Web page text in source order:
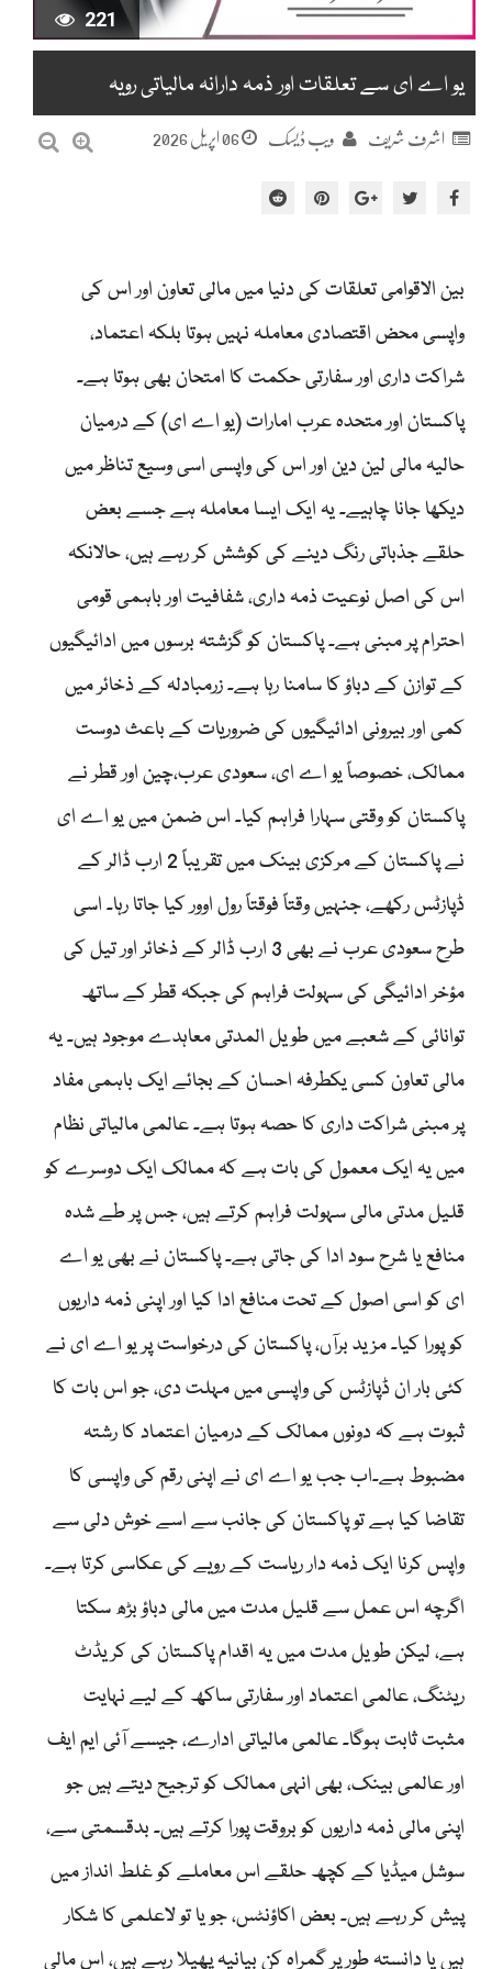
221
یو اے ای سے تعلقات اور ذمہ دارانہ مالیاتی رویہ
اشرف شریف ویب ڈیسک
بین الاقوامی تعلقات کی دنیا میں مالی تعاون اور اس کی
واپسی محض اقتصادی معاملہ نہیں ہوتا بلکہ اعتماد،
شراکت داری اور سفارتی حکمت کا امتحان بھی ہوتا ہے۔
پاکستان اور متحدہ عرب امارات (یو اے ای) کے درمیان
حالیہ مالی لین دین اور اس کی واپسی اسی وسیع تناظر میں
دیکھا جانا چاہیے۔ یہ ایک ایسا معاملہ ہے جسے بعض
حلقے جذباتی رنگ دینے کی کوشش کر رہے ہیں، حالانکہ
اس کی اصل نوعیت ذمہ داری، شفافیت اور باہمی قومی
احترام پر مبنی ہے۔ پاکستان کو گزشتہ برسوں میں ادائیگیوں
کے توازن کے دباؤ کا سامنا رہا ہے۔ زرمبادلہ کے ذخائر میں
کمی اور بیرونی ادائیگیوں کی ضروریات کے باعث دوست
ممالک، خصوصاً یو اے ای، سعودی عرب،چین اور قطر نے
پاکستان کو وقتی سہارا فراہم کیا۔ اس ضمن میں یو اے ای
نے پاکستان کے مرکزی بینک میں تقریباً 2 ارب ڈالر کے
ڈپازٹس رکھے، جنہیں وقتاً فوقتاً رول اوور کیا جاتا رہا۔ اسی
طرح سعودی عرب نے بھی 3 ارب ڈالر کے ذخائر اور تیل کی
مؤخر ادائیگی کی سہولت فراہم کی جبکہ قطر کے ساتھ
توانائی کے شعبے میں طویل المدتی معاہدے موجود ہیں۔ یہ
مالی تعاون کسی یکطرفہ احسان کے بجائے ایک باہمی مفاد
پر مبنی شراکت داری کا حصہ ہوتا ہے۔ عالمی مالیاتی نظام
میں یہ ایک معمول کی بات ہے کہ ممالک ایک دوسرے کو
قلیل مدتی مالی سہولت فراہم کرتے ہیں، جس پر طے شدہ
منافع یا شرح سود ادا کی جاتی ہے۔ پاکستان نے بھی یو اے
ای کو اسی اصول کے تحت منافع ادا کیا اور اپنی ذمہ داریوں
کو پورا کیا۔ مزید برآں، پاکستان کی درخواست پر یو اے ای نے
کئی بار ان ڈپازٹس کی واپسی میں مہلت دی، جو اس بات کا
ثبوت ہے کہ دونوں ممالک کے درمیان اعتماد کا رشتہ
مضبوط ہے۔اب جب یو اے ای نے اپنی رقم کی واپسی کا
تقاضا کیا ہے تو پاکستان کی جانب سے اسے خوش دلی سے
واپس کرنا ایک ذمہ دار ریاست کے رویے کی عکاسی کرتا ہے۔
اگرچہ اس عمل سے قلیل مدت میں مالی دباؤ بڑھ سکتا
ہے، لیکن طویل مدت میں یہ اقدام پاکستان کی کریڈٹ
ریٹنگ، عالمی اعتماد اور سفارتی ساکھ کے لیے نہایت
مثبت ثابت ہوگا۔ عالمی مالیاتی ادارے، جیسے آئی ایم ایف
اور عالمی بینک، بھی انہی ممالک کو ترجیح دیتے ہیں جو
اپنی مالی ذمہ داریوں کو بروقت پورا کرتے ہیں۔ بدقسمتی سے،
سوشل میڈیا کے کچھ حلقے اس معاملے کو غلط انداز میں
پیش کر رہے ہیں۔ بعض اکاؤنٹس، جو یا تو لاعلمی کا شکار
ہیں یا دانستہ طور پر گمراہ کن بیانیہ پھیلا رہے ہیں، اس مالی